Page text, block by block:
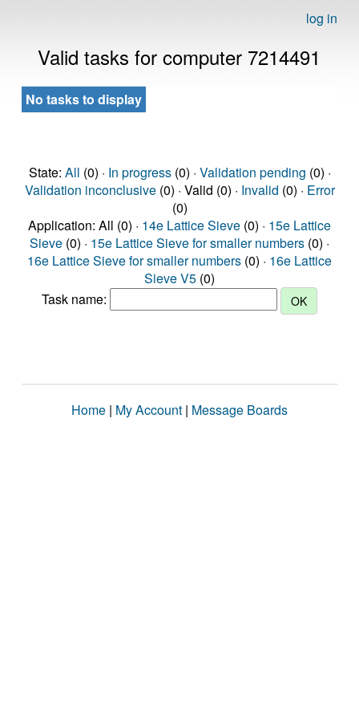
log in
Valid tasks for computer 7214491
No tasks to display
State: All (0) · In progress(0) · Validation pending (0) ·
Validation inconclusive(0) · Valid (0) · Invalid (0) · Error
(0)
Application: All (0) · 14e Lattice Sieve (0) · 15e Lattice
Sieve (0) · 15e Lattice Sieve for smaller numbers (0) ·
16e Lattice Sieve for smaller numbers (0) · 16e Lattice
Sieve V5 (0)
Task name:
Home | My Account | Message Boards